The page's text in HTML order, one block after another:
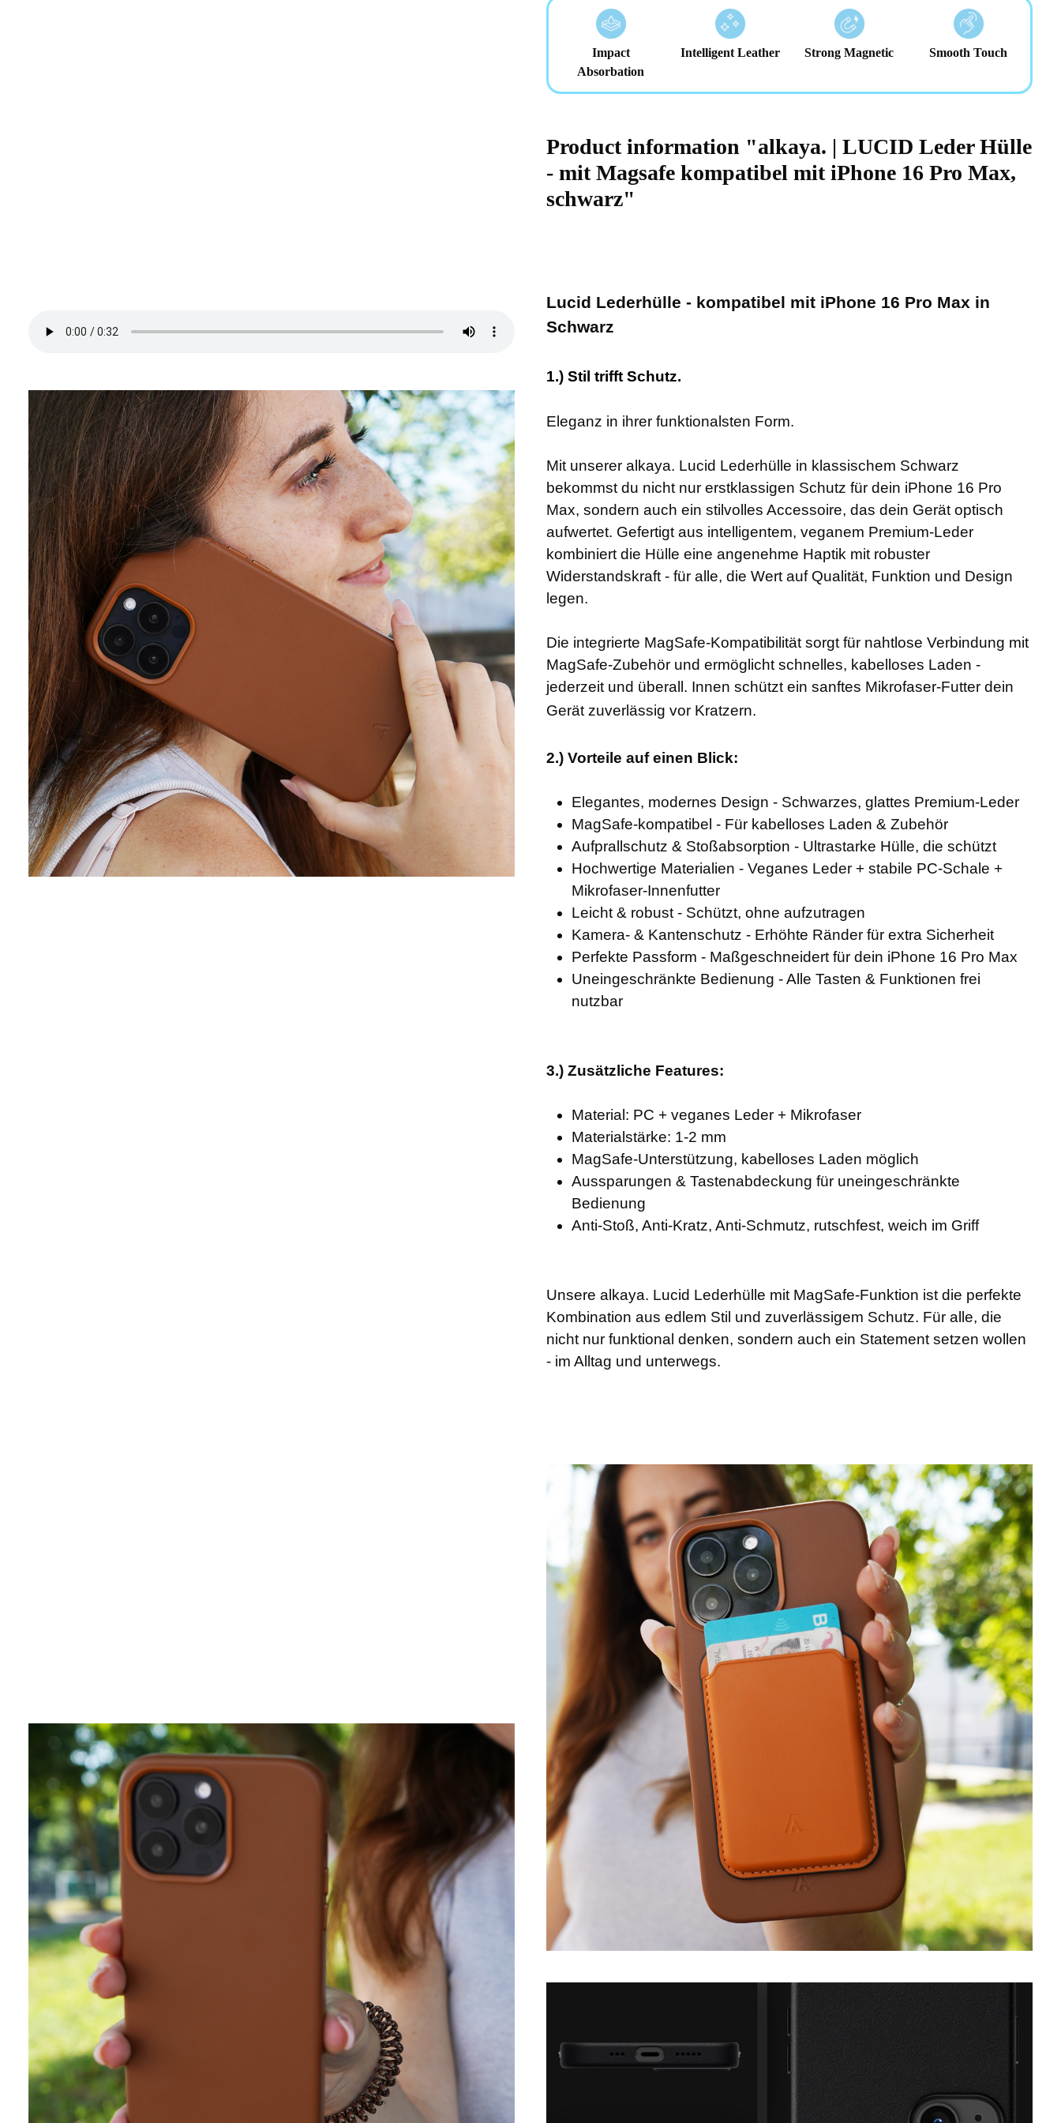
Impact
Absorbation
Intelligent Leather Strong Magnetic Smooth Touch
Product information "alkaya. | LUCID Leder Hülle
- mit Magsafe kompatibel mit iPhone 16 Pro Max,
schwarz"
Lucid Lederhülle - kompatibel mit iPhone 16 Pro Max in
Schwarz
1.) Stil trifft Schutz.
Eleganz in ihrer funktionalsten Form.
Mit unserer alkaya. Lucid Lederhülle in klassischem Schwarz
bekommst du nicht nur erstklassigen Schutz für dein iPhone 16 Pro
Max, sondern auch ein stilvolles Accessoire, das dein Gerät optisch
aufwertet. Gefertigt aus intelligentem, veganem Premium-Leder
kombiniert die Hülle eine angenehme Haptik mit robuster
Widerstandskraft - für alle, die Wert auf Qualität, Funktion und Design
legen.
Die integrierte MagSafe-Kompatibilität sorgt für nahtlose Verbindung mit
MagSafe-Zubehör und ermöglicht schnelles, kabelloses Laden -
jederzeit und überall. Innen schützt ein sanftes Mikrofaser-Futter dein
Gerät zuverlässig vor Kratzern.
2.) Vorteile auf einen Blick:
Elegantes, modernes Design - Schwarzes, glattes Premium-Leder
MagSafe-kompatibel - Für kabelloses Laden & Zubehör
Aufprallschutz & Stoßabsorption - Ultrastarke Hülle, die schützt
Hochwertige Materialien - Veganes Leder + stabile PC-Schale +
Mikrofaser-Innenfutter
Leicht & robust - Schützt, ohne aufzutragen
Kamera- & Kantenschutz - Erhöhte Ränder für extra Sicherheit
Perfekte Passform - Maßgeschneidert für dein iPhone 16 Pro Max
Uneingeschränkte Bedienung - Alle Tasten & Funktionen frei
nutzbar
3.) Zusätzliche Features:
Material: PC + veganes Leder + Mikrofaser
Materialstärke: 1-2 mm
MagSafe-Unterstützung, kabelloses Laden möglich
Aussparungen & Tastenabdeckung für uneingeschränkte
Bedienung
Anti-Stoß, Anti-Kratz, Anti-Schmutz, rutschfest, weich im Griff
Unsere alkaya. Lucid Lederhülle mit MagSafe-Funktion ist die perfekte
Kombination aus edlem Stil und zuverlässigem Schutz. Für alle, die
nicht nur funktional denken, sondern auch ein Statement setzen wollen
- im Alltag und unterwegs.